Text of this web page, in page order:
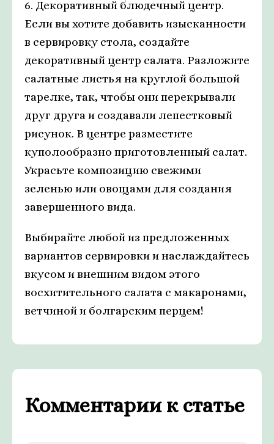
6. Декоративный блюдечный центр.
Если вы хотите добавить изысканности
в сервировку стола, создайте
декоративный центр салата. Разложите
салатные листья на круглой большой
тарелке, так, чтобы они перекрывали
друг друга и создавали лепестковый
рисунок. В центре разместите
куполообразно приготовленный салат.
Украсьте композицию свежими
зеленью или овощами для создания
завершенного вида.
Выбирайте любой из предложенных
вариантов сервировки и наслаждайтесь
вкусом и внешним видом этого
восхитительного салата с макаронами,
ветчиной и болгарским перцем!
Комментарии к статье